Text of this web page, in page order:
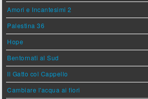
Amori e Incantesimi 2
Palestina 36
Hope
Bentornati al Sud
Il Gatto col Cappello
Cambiare l'acqua ai fiori